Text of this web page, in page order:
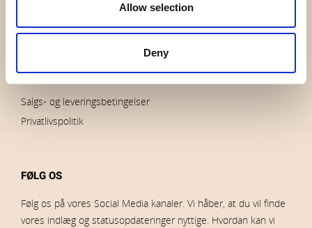
Allow selection
Deny
BESTILLINGER
Salgs- og leveringsbetingelser
Privatlivspolitik
FØLG OS
Følg os på vores Social Media kanaler. Vi håber, at du vil finde
vores indlæg og statusopdateringer nyttige. Hvordan kan vi